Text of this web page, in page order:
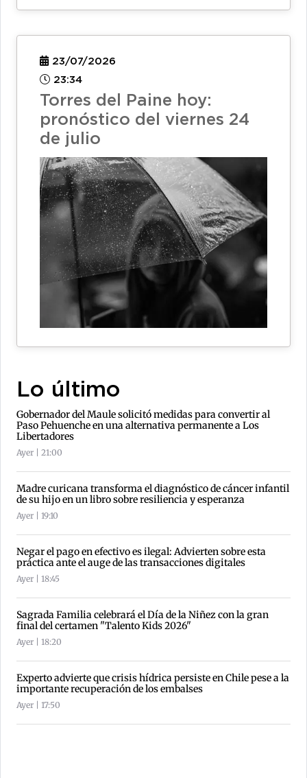
23/07/2026
23:34
Torres del Paine hoy:
pronóstico del viernes 24
de julio
Lo último
Gobernador del Maule solicitó medidas para convertir al
Paso Pehuenche en una alternativa permanente a Los
Libertadores
Ayer | 21:00
Madre curicana transforma el diagnóstico de cáncer infantil
de su hijo en un libro sobre resiliencia y esperanza
Ayer | 19:10
Negar el pago en efectivo es ilegal: Advierten sobre esta
práctica ante el auge de las transacciones digitales
Ayer | 18:45
Sagrada Familia celebrará el Día de la Niñez con la gran
final del certamen "Talento Kids 2026"
Ayer | 18:20
Experto advierte que crisis hídrica persiste en Chile pese a la
importante recuperación de los embalses
Ayer | 17:50